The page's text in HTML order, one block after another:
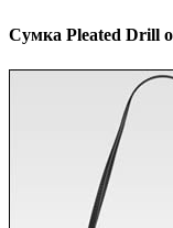
Сумка Pleated Drill